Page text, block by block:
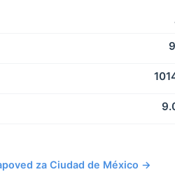
za Ciudad de México →